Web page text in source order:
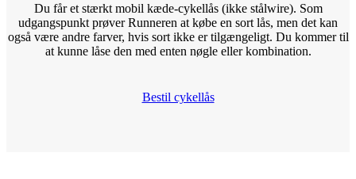
Du får et stærkt mobil kæde-cykellås (ikke stålwire). Som
udgangspunkt prøver Runneren at købe en sort lås, men det kan
også være andre farver, hvis sort ikke er tilgængeligt. Du kommer til
at kunne låse den med enten nøgle eller kombination.
Bestil cykellås